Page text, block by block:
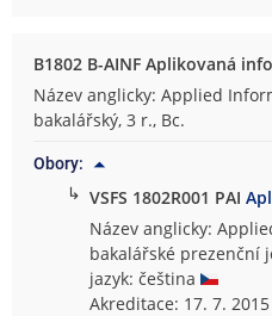
B1802 B-AINF Aplikovaná
Název anglicky: Applied
bakalářský, 3 r., Bc.
Obory:
↳ VSFS 1802R001 PAI
Název anglicky:
bakalářské prezenční
jazyk: čeština
Akreditace: 17. 7.